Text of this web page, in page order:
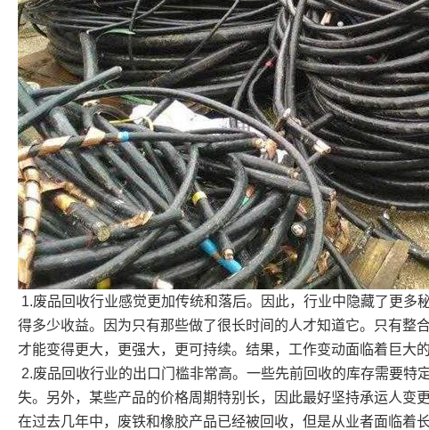
1.废品回收行业感觉更加传统和落后。因此，行业中隐藏了更多
得多少收益。因为只有那些做了很长时间的人才知道它。只有整
才能变得更大，更强大，更可持续。结果，工作变动面临着巨大
2.废品回收行业的出口门槛非常高。一些先前回收的库存需要特
失。另外，某些产品的价格周期特别长，因此最好坚持承运人变
在过去几年中，废铁和橡胶产品已经被回收，但是从业者面临着